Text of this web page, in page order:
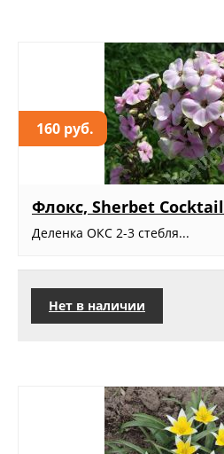
160 руб.
Флокс, Sherbet Cocktail
Деленка ОКС 2-3 стебля...
Нет в наличии